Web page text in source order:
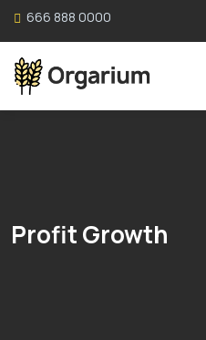
666 888 0000
Profit Growth